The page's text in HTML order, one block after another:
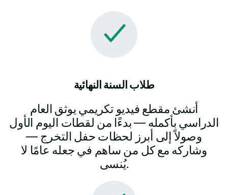
طلاب السنة النهائية
أنشئ مقطع فيديو تكريمي يوثق العام
الدراسي بأكمله — بدءًا من لقطات اليوم الأول
وصولاً إلى أبرز لحظات حفل التخرج —
وشاركه مع كل من ساهم في جعله عامًا لا
يُنسى.